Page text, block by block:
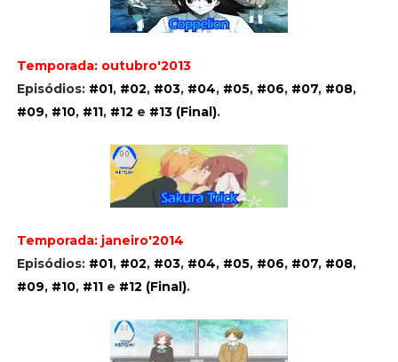
Temporada: outubro'2013
Episódios: #01, #02, #03, #04, #05, #06, #07, #08,
#09, #10, #11, #12 e #13 (Final).
Temporada: janeiro'2014
Episódios: #01, #02, #03, #04, #05, #06, #07, #08,
#09, #10, #11e #12 (Final).